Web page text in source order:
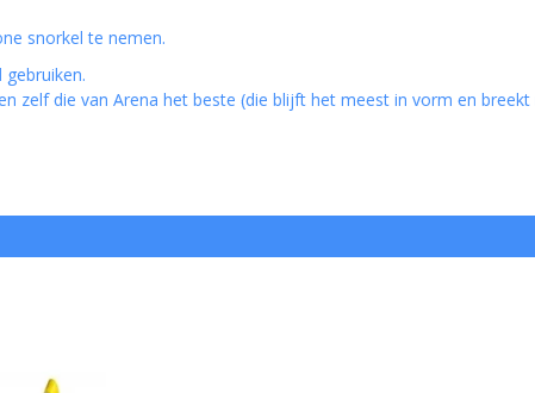
snorkel te nemen.
zelf die van Arena het beste (die blijft het meest in vorm en breekt